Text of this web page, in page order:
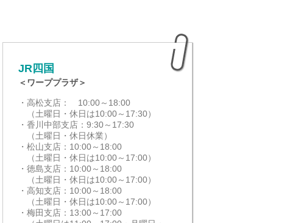
JR四国
＜ワーププラザ＞
・高松支店： 10:00～18:00
（土曜日・休日は10:00～17:30）
・香川中部支店：9:30～17:30
（土曜日・休日休業）
・松山支店：10:00～18:00
（土曜日・休日は10:00～17:00）
・徳島支店：10:00～18:00
（土曜日・休日は10:00～17:00）
・高知支店：10:00～18:00
（土曜日・休日は10:00～17:00）
・梅田支店：13:00～17:00